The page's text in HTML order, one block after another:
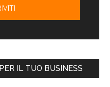
IL TUO BUSINESS